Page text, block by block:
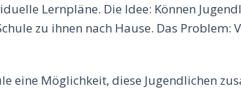
Lernpläne. Die Idee: Können
zu ihnen nach Hause. Das Problem:
eine Möglichkeit, diese Jugendlichen